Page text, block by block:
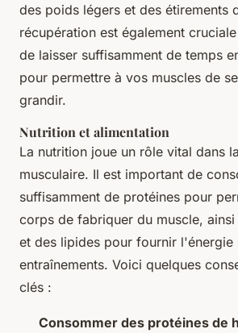
des poids légers et des étirements
récupération est également
de laisser suffisamment de temps
pour permettre à vos muscles de
grandir.
Nutrition et alimentation
La nutrition joue un rôle vital dans
musculaire. Il est important de
suffisamment de protéines pour
corps de fabriquer du muscle,
et des lipides pour fournir l'énergie
entraînements. Voici quelques
clés :
Consommer des protéines de